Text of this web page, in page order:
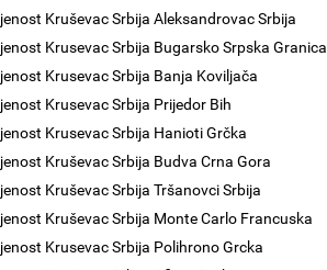
Kruševac Srbija Aleksandrovac Srbija
Krusevac Srbija Bugarsko Srpska Granica
Krusevac Srbija Banja Koviljača
Krusevac Srbija Prijedor Bih
Krusevac Srbija Hanioti Grčka
Kruševac Srbija Budva Crna Gora
Kruševac Srbija Tršanovci Srbija
Kruševac Srbija Monte Carlo Francuska
Krusevac Srbija Polihrono Grcka